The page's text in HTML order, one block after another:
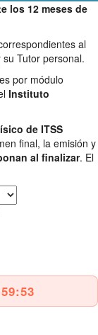
los 12 meses de
al
Tutor personal.
por módulo
Instituto
de ITSS
final, la emisión y
al finalizar. El